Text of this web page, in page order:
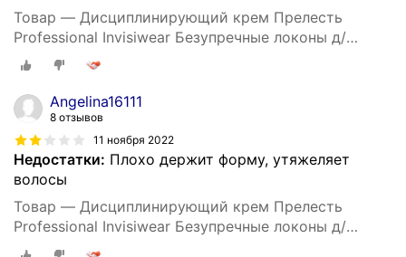
Товар — Дисциплинирующий крем Прелесть
Professional Invisiwear Безупречные локоны д/
укладки кудрявых и волнистых волос, 150 мл
Angelina16111
8 отзывов
11 ноября 2022
Недостатки: Плохо держит форму, утяжеляет
волосы
Товар — Дисциплинирующий крем Прелесть
Professional Invisiwear Безупречные локоны д/
укладки кудрявых и волнистых волос, 150 мл